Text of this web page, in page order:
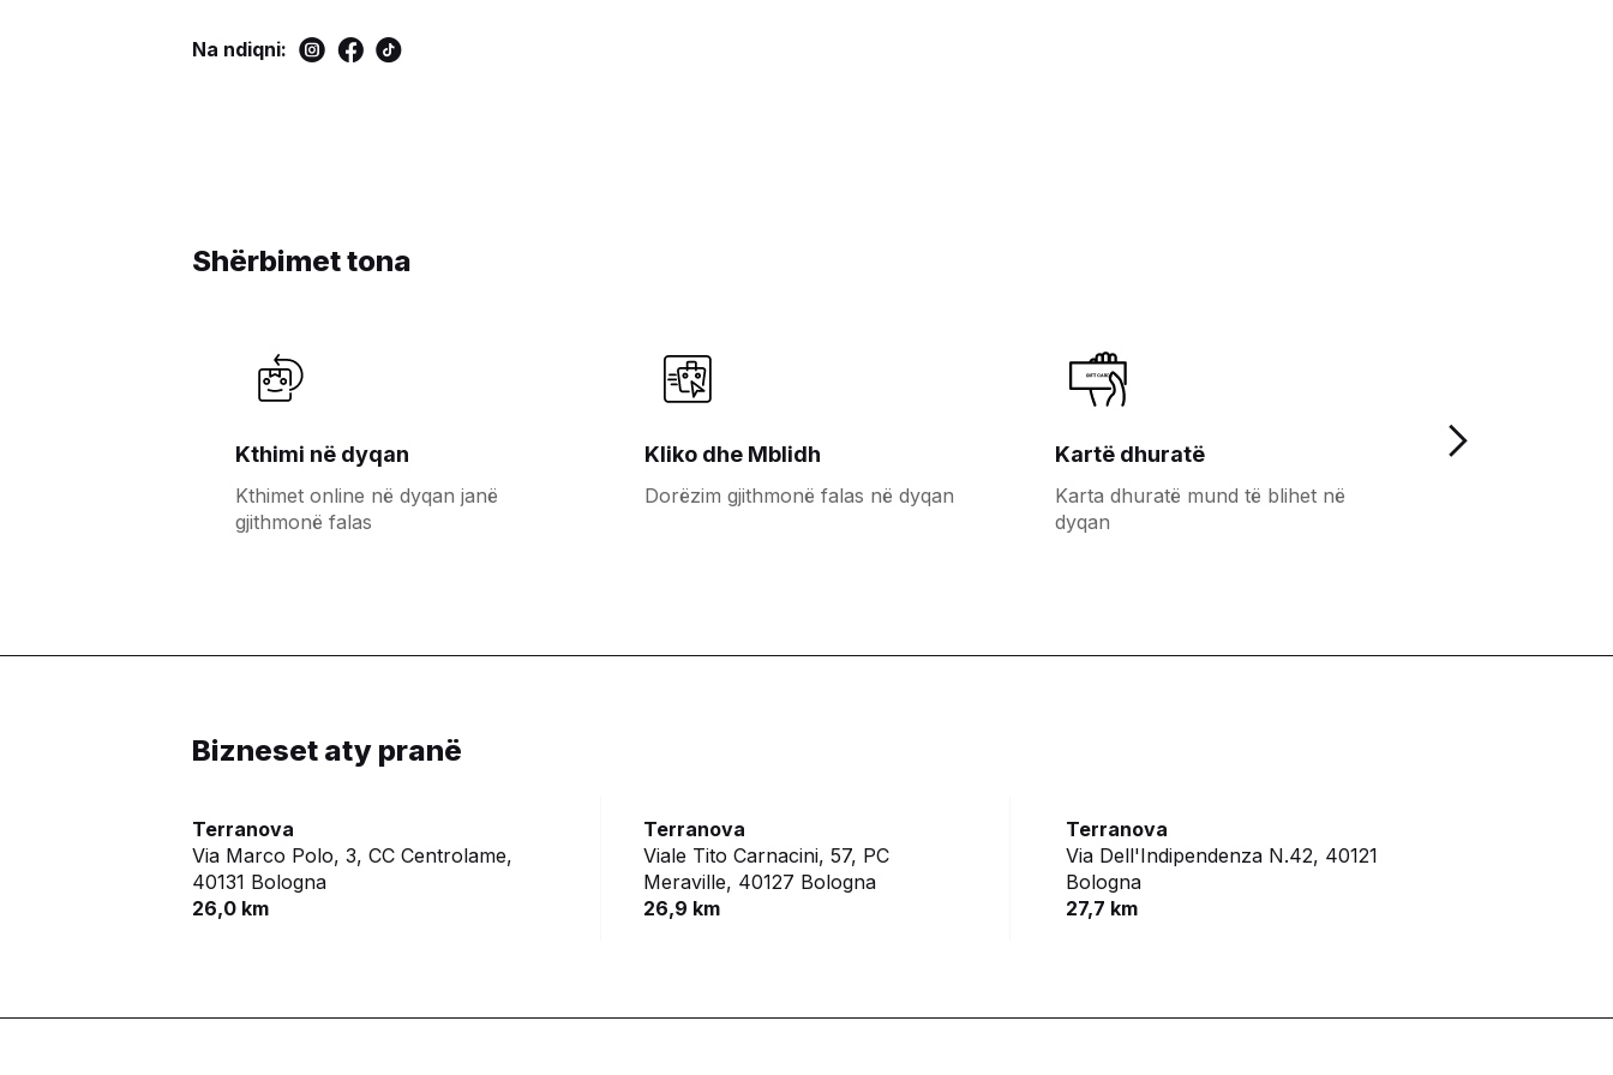
Na ndiqni:
Shërbimet tona
Kthimi në dyqan
Kthimet online në dyqan janë
gjithmonë falas
Kliko dhe Mblidh
Dorëzim gjithmonë falas në dyqan
Kartë dhuratë
Karta dhuratë mund të blihet në
dyqan
Bizneset aty pranë
Terranova
Via Marco Polo, 3, CC Centrolame,
40131 Bologna
26,0 km
Terranova
Viale Tito Carnacini, 57, PC
Meraville, 40127 Bologna
26,9 km
Terranova
Via Dell'Indipendenza N.42, 40121
Bologna
27,7 km